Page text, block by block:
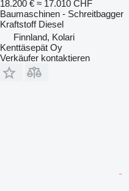
18.200 € ≈ 17.010 CHF
Baumaschinen - Schreitbagger
Kraftstoff Diesel
Finnland, Kolari
Kenttäsepät Oy
Verkäufer kontaktieren